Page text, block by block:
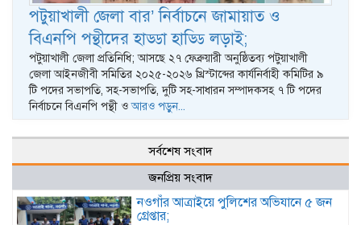
পটুয়াখালী জেলা বার’ নির্বাচনে জামায়াত ও
বিএনপি পন্থীদের হাড্ডা হাড্ডি লড়াই;
পটুয়াখালী জেলা প্রতিনিধি; আসছে ২৭ ফেব্রুয়ারী অনুষ্ঠিতব্য পটুয়াখালী
জেলা আইনজীবী সমিতির ২০২৫-২০২৬ খ্রিস্টাব্দের কার্যনির্বাহী কমিটির ৯
টি পদের সভাপতি, সহ-সভাপতি, দুটি সহ-সাধারন সম্পাদকসহ ৭ টি পদের
নির্বাচনে বিএনপি পন্থী ওআরও পড়ুন...
সর্বশেষ সংবাদ
জনপ্রিয় সংবাদ
নওগাঁর আত্রাইয়ে পুলিশের অভিযানে ৫ জন
গ্রেপ্তার;